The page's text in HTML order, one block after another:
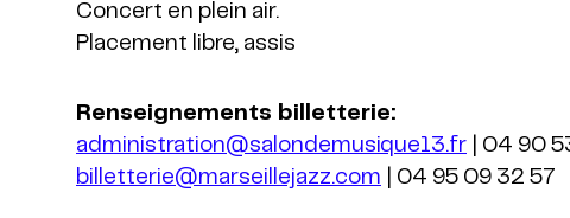
Concert en plein air.
Placement libre, assis
administration@salondemusique13.fr
billetterie@marseillejazz.com | 04 95 09 32 57